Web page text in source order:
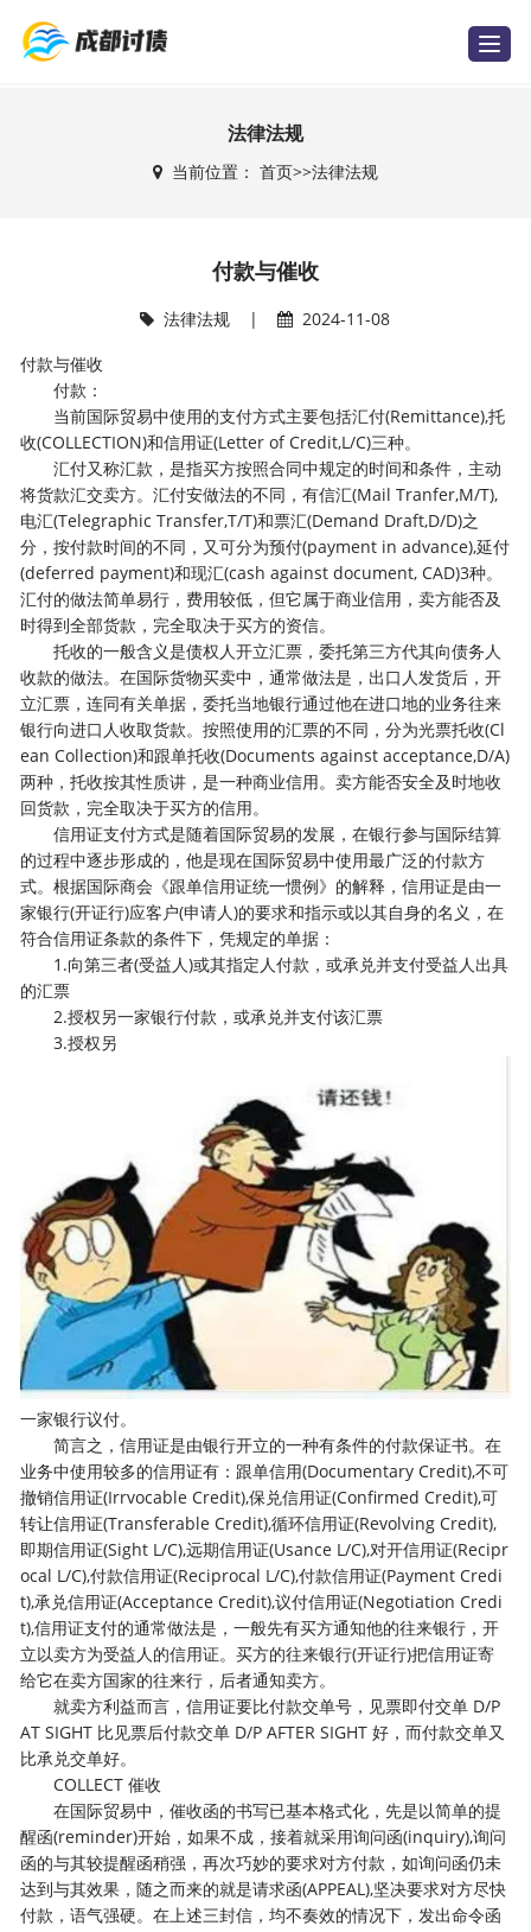
T
o
法律法规
当前位置： 首页>>法律法规
付款与催收
法律法规 |
2024-11-08
付款与催收
付款：
当前国际贸易中使用的支付方式主要包括汇付(Remittance),托
收(COLLECTION)和信用证(Letter of Credit,L/C)三种。
汇付又称汇款，是指买方按照合同中规定的时间和条件，主动
将货款汇交卖方。汇付安做法的不同，有信汇(Mail Tranfer,M/T),
电汇(Telegraphic Transfer,T/T)和票汇(Demand Draft,D/D)之
分，按付款时间的不同，又可分为预付(payment in advance),延付
(deferred payment)和现汇(cash against document, CAD)3种。
汇付的做法简单易行，费用较低，但它属于商业信用，卖方能否及
时得到全部货款，完全取决于买方的资信。
托收的一般含义是债权人开立汇票，委托第三方代其向债务人
收款的做法。在国际货物买卖中，通常做法是，出口人发货后，开
立汇票，连同有关单据，委托当地银行通过他在进口地的业务往来
银行向进口人收取货款。按照使用的汇票的不同，分为光票托收(Cl
ean Collection)和跟单托收(Documents against acceptance,D/A)
两种，托收按其性质讲，是一种商业信用。卖方能否安全及时地收
回货款，完全取决于买方的信用。
信用证支付方式是随着国际贸易的发展，在银行参与国际结算
的过程中逐步形成的，他是现在国际贸易中使用最广泛的付款方
式。根据国际商会《跟单信用证统一惯例》的解释，信用证是由一
家银行(开证行)应客户(申请人)的要求和指示或以其自身的名义，在
符合信用证条款的条件下，凭规定的单据：
1.向第三者(受益人)或其指定人付款，或承兑并支付受益人出具
的汇票
2.授权另一家银行付款，或承兑并支付该汇票
3.授权另
一家银行议付。
简言之，信用证是由银行开立的一种有条件的付款保证书。在
业务中使用较多的信用证有：跟单信用(Documentary Credit),不可
撤销信用证(Irrvocable Credit),保兑信用证(Confirmed Credit),可
转让信用证(Transferable Credit),循环信用证(Revolving Credit),
即期信用证(Sight L/C),远期信用证(Usance L/C),对开信用证(Recipr
ocal L/C),付款信用证(Reciprocal L/C),付款信用证(Payment Credi
t),承兑信用证(Acceptance Credit),议付信用证(Negotiation Credi
t),信用证支付的通常做法是，一般先有买方通知他的往来银行，开
立以卖方为受益人的信用证。买方的往来银行(开证行)把信用证寄
给它在卖方国家的往来行，后者通知卖方。
就卖方利益而言，信用证要比付款交单号，见票即付交单 D/P
AT SIGHT 比见票后付款交单 D/P AFTER SIGHT 好，而付款交单又
比承兑交单好。
COLLECT 催收
在国际贸易中，催收函的书写已基本格式化，先是以简单的提
醒函(reminder)开始，如果不成，接着就采用询问函(inquiry),询问
函的与其较提醒函稍强，再次巧妙的要求对方付款，如询问函仍未
达到与其效果，随之而来的就是请求函(APPEAL),坚决要求对方尽快
付款，语气强硬。在上述三封信，均不奏效的情况下，发出命令函